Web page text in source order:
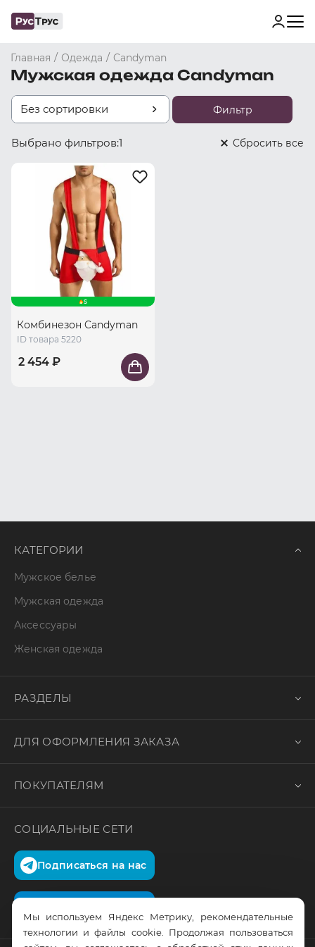
Главная / Одежда / Candyman
Мужская одежда Candyman
Без сортировки Фильтр
Выбрано фильтров:1 Cбросить все
S
Комбинезон Candyman
ID товара 5220
2 454 ₽
КАТЕГОРИИ
Мужское белье
Мужская одежда
Аксессуары
Женская одежда
РАЗДЕЛЫ
ДЛЯ ОФОРМЛЕНИЯ ЗАКАЗА
ПОКУПАТЕЛЯМ
СОЦИАЛЬНЫЕ СЕТИ
Подписаться на нас
Мы используем Яндекс Метрику, рекомендательные
технологии и файлы cookie. Продолжая пользоваться